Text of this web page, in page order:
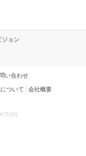
ジョン
い合わせ
ついて 会社概要